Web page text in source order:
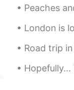
@Jan
Jan
谢谢大
要上班
Peaches and Cherries are
London is lovely in
Road trip in the southwest
Hopefully... This is the